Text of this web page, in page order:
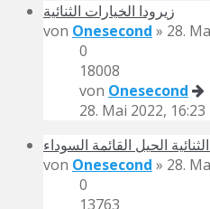
زيرودا الخيارات الثنائية
von Onesecond » 28.
0
18008
von Onesecond
28. Mai 2022, 16:23
الحيل القائمة السوداء
von Onesecond » 28.
0
13763